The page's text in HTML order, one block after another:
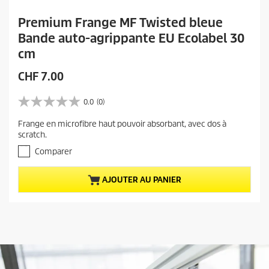
Premium Frange MF Twisted bleue
Bande auto-agrippante EU Ecolabel 30
cm
P
i
a
c
t
u
e
l
r
o
CHF 7.00
0.0 (0)
0
0
s
r
5
é
t
s
Frange en microfibre haut pouvoir absorbant, avec dos à
scratch.
Comparer
AJOUTER AU PANIER